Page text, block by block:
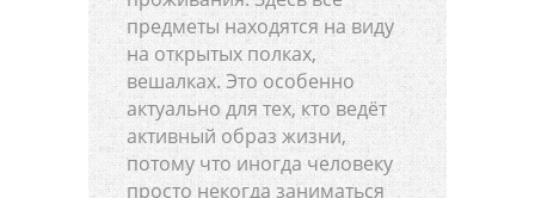
предметы находятся на виду
на открытых полках,
вешалках. Это особенно
актуально для тех, кто ведёт
активный образ жизни,
потому что иногда человеку
просто некогда заниматься